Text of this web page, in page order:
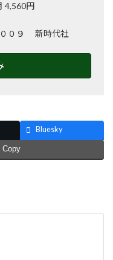
4,560円
０９ 新時代社
Bluesky
Copy